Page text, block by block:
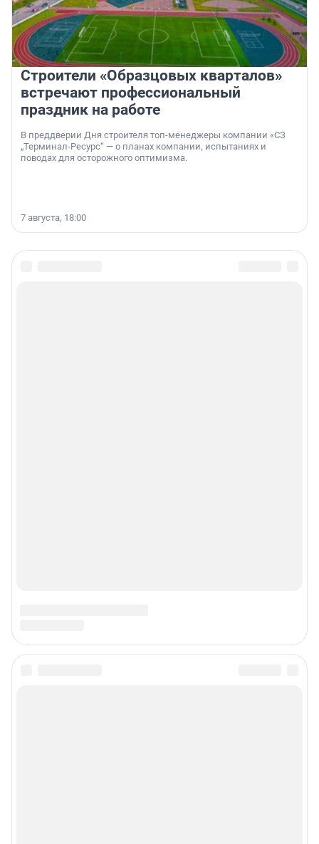
Строители «Образцовых кварталов»
встречают профессиональный
праздник на работе
В преддверии Дня строителя топ-менеджеры компании «СЗ
„Терминал-Ресурс“ — о планах компании, испытаниях и
поводах для осторожного оптимизма.
7 августа, 18:00